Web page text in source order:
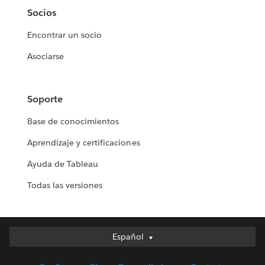
Socios
Encontrar un socio
Asociarse
Soporte
Base de conocimientos
Aprendizaje y certificaciones
Ayuda de Tableau
Todas las versiones
Español
Español